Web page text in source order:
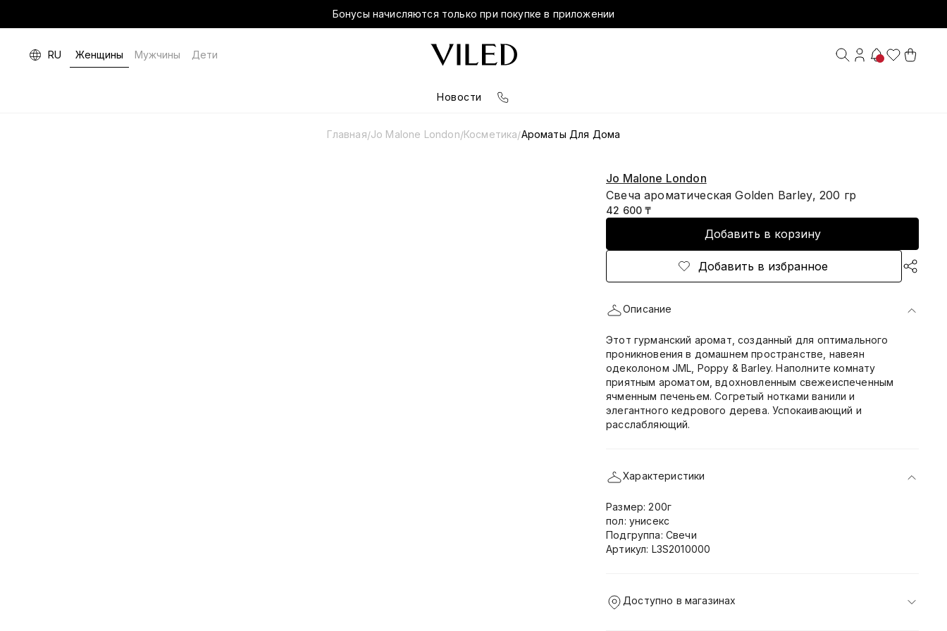
Бонусы начисляются только при покупке в приложении
RU Женщины Мужчины Дети
Новости
Главная/Jo Malone London/Косметика/Ароматы Для Дома
Jo Malone London
Свеча ароматическая Golden Barley, 200 гр
42 600 ₸
Добавить в корзину
Добавить в избранное
Описание
Этот гурманский аромат, созданный для оптимального
проникновения в домашнем пространстве, навеян
одеколоном JML, Poppy & Barley. Наполните комнату
приятным ароматом, вдохновленным свежеиспеченным
ячменным печеньем. Согретый нотками ванили и
элегантного кедрового дерева. Успокаивающий и
расслабляющий.
Характеристики
Размер: 200г
пол: унисекс
Подгруппа: Свечи
Артикул: L3S2010000
Доступно в магазинах